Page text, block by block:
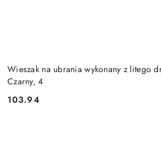
Wieszak na ubrania wykonany z litego
Czarny, 4
Cena:
103.94